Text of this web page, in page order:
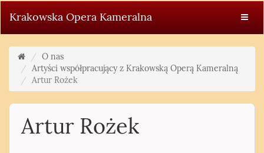
Krakowska Opera Kameralna
O nas
Artyści współpracujący z Krakowską Operą Kameralną
Artur Rożek
Artur Rożek